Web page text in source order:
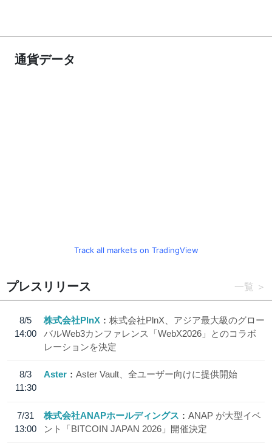
通貨データ
Track all markets on TradingView
プレスリリース 一覧
8/5
14:00
株式会社PlnX
株式会社PlnX、アジア最大級のグロー
バルWeb3カンファレンス「WebX2026」とのコラボ
レーションを決定
8/3
11:30
Aster Aster Vault、全ユーザー向けに提供開始
7/31
13:00
株式会社ANAPホールディングス
ANAP が大型イベ
ント「BITCOIN JAPAN 2026」開催決定